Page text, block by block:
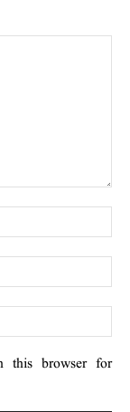
this browser for